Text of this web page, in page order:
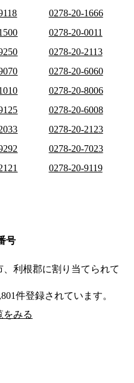
0278-20-1666
0278-20-0011
0278-20-2113
0278-20-6060
0278-20-8006
0278-20-6008
0278-20-2123
0278-20-7023
0278-20-9119
号
、利根郡に割り当てられて
件登録されています。
をみる